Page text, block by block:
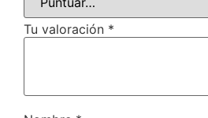
Tu valoración *